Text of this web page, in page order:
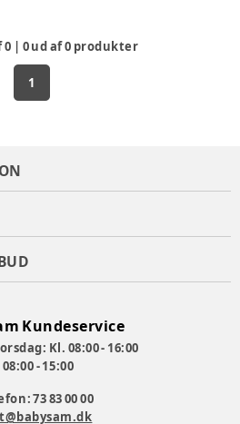
0 0ud af0 produkter
1
Kundeservice
Kl. 08:00 - 16:00
- 15:00
73 83 00 00